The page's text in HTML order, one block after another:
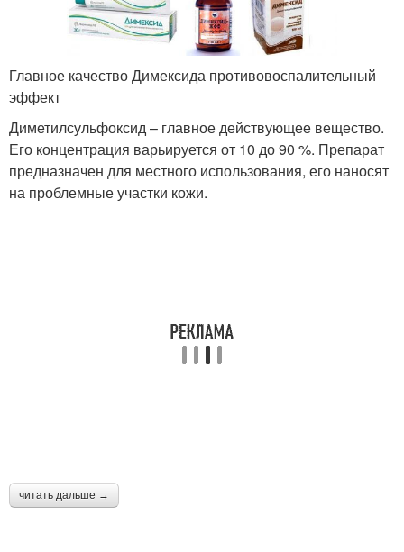
Главное качество Димексида противовоспалительный
эффект
Диметилсульфоксид – главное действующее вещество.
Его концентрация варьируется от 10 до 90 %. Препарат
предназначен для местного использования, его наносят
на проблемные участки кожи.
читать дальше →